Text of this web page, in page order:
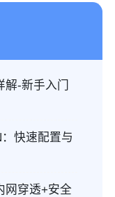
解-新手入门
快速配置与
网穿透+安全